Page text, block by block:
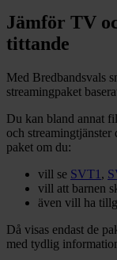
Jämför TV
tittande
Med Bredbandsvals
streamingpaket
Du kan bland annat
och
paket om du:
vill se SVT1 ,
vill att barnen
även vill ha
Då visas endast de
med tydlig